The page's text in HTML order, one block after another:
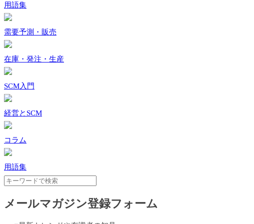
用語集
需要予測・販売
在庫・発注・生産
SCM入門
経営とSCM
コラム
用語集
メールマガジン登録フォーム